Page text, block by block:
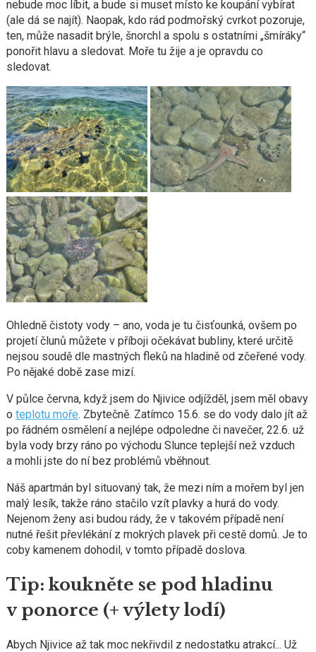
nebude moc líbit, a bude si muset místo ke koupání vybírat
(ale dá se najít). Naopak, kdo rád podmořský cvrkot pozoruje,
ten, může nasadit brýle, šnorchl a spolu s ostatními „šmíráky“
ponořit hlavu a sledovat. Moře tu žije a je opravdu co
sledovat.
Ohledně čistoty vody – ano, voda je tu čisťounká, ovšem po
projetí člunů můžete v příboji očekávat bubliny, které určitě
nejsou soudě dle mastných fleků na hladině od zčeřené vody.
Po nějaké době zase mizí.
V půlce června, když jsem do Njivice odjížděl, jsem měl obavy
o teplotu moře. Zbytečně. Zatímco 15.6. se do vody dalo jít až
po řádném osmělení a nejlépe odpoledne či navečer, 22.6. už
byla vody brzy ráno po východu Slunce teplejší než vzduch
a mohli jste do ní bez problémů vběhnout.
Náš apartmán byl situovaný tak, že mezi ním a mořem byl jen
malý lesík, takže ráno stačilo vzít plavky a hurá do vody.
Nejenom ženy asi budou rády, že v takovém případě není
nutné řešit převlékání z mokrých plavek při cestě domů. Je to
coby kamenem dohodil, v tomto případě doslova.
Tip: koukněte se pod hladinu
v ponorce (+ výlety lodí)
Abych Njivice až tak moc nekřivdil z nedostatku atrakcí... Už